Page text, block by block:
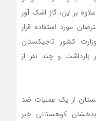
بر این، گاز اشک آور
مورد استفاده قرار
کشور تاجیکستان
هشت نفر کشته، ۱۱۴ نفر بازداشت و چند نفر از
از یک عملیات ضد
کوهستانی خبر